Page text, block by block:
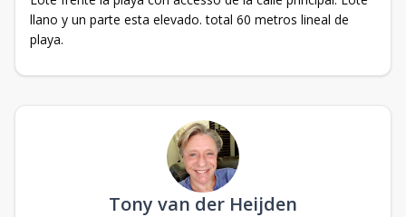
llano y un parte esta elevado. total 60 metros lineal de
playa.
Tony van der Heijden